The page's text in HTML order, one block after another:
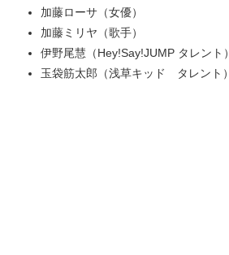
加藤ローサ（女優）
加藤ミリヤ（歌手）
伊野尾慧（Hey!Say!JUMP タレント）
玉袋筋太郎（浅草キッド タレント）